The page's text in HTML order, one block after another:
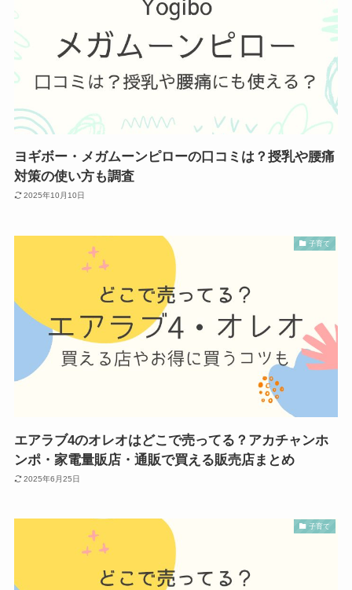
ヨギボー・メガムーンピローの口コミは？授乳や腰痛
対策の使い方も調査
2025年10月10日
子育て
エアラブ4のオレオはどこで売ってる？アカチャンホ
ンポ・家電量販店・通販で買える販売店まとめ
2025年6月25日
子育て